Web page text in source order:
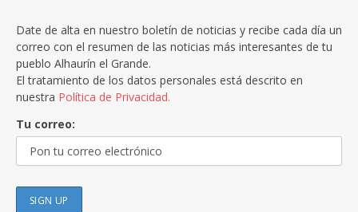
Date de alta en nuestro boletín de noticias y recibe cada día un
correo con el resumen de las noticias más interesantes de tu
pueblo Alhaurín el Grande.
El tratamiento de los datos personales está descrito en
nuestra Política de Privacidad.
Tu correo: